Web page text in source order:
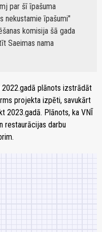
par šī īpašuma
nekustamie īpašumi"
komisija šā gada
Saeimas nama
plānots izstrādāt
projekta izpēti, savukārt
2023.gadā. Plānots, ka VNĪ
restaurācijas darbu